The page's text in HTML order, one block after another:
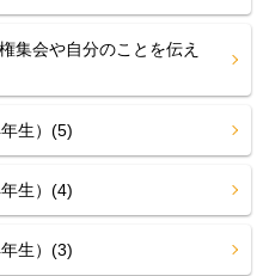
集会や自分のことを伝え
生）(5)
生）(4)
生）(3)